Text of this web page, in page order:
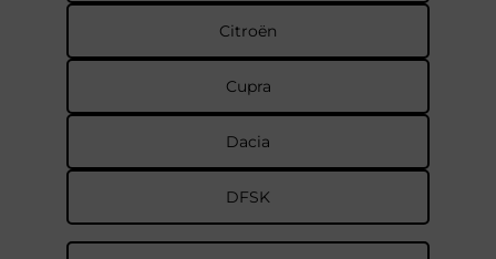
Citroën
Cupra
Dacia
DFSK